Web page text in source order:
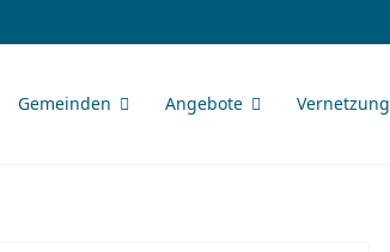
Gemeinden Angebote Vernetzung